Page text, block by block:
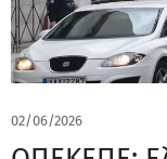
02/06/2026